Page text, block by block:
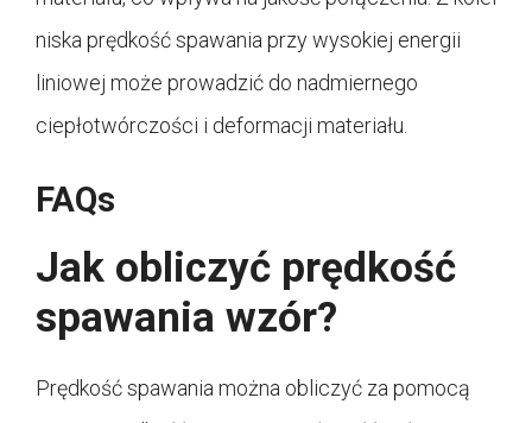
niska prędkość spawania przy wysokiej energii
liniowej może prowadzić do nadmiernego
ciepłotwórczości i deformacji materiału.
FAQs
Jak obliczyć prędkość
spawania wzór?
Prędkość spawania można obliczyć za pomocą